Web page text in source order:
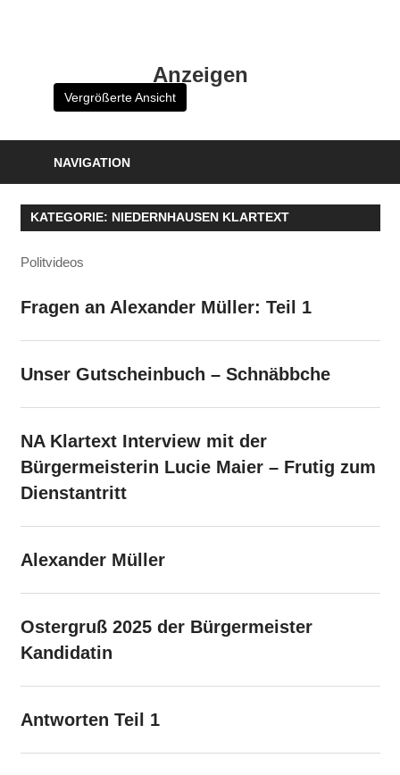
Anzeigen
Vergrößerte Ansicht
NAVIGATION
KATEGORIE: NIEDERNHAUSEN KLARTEXT
Politvideos
Fragen an Alexander Müller: Teil 1
Unser Gutscheinbuch – Schnäbbche
NA Klartext Interview mit der
Bürgermeisterin Lucie Maier – Frutig zum
Dienstantritt
Alexander Müller
Ostergruß 2025 der Bürgermeister
Kandidatin
Antworten Teil 1